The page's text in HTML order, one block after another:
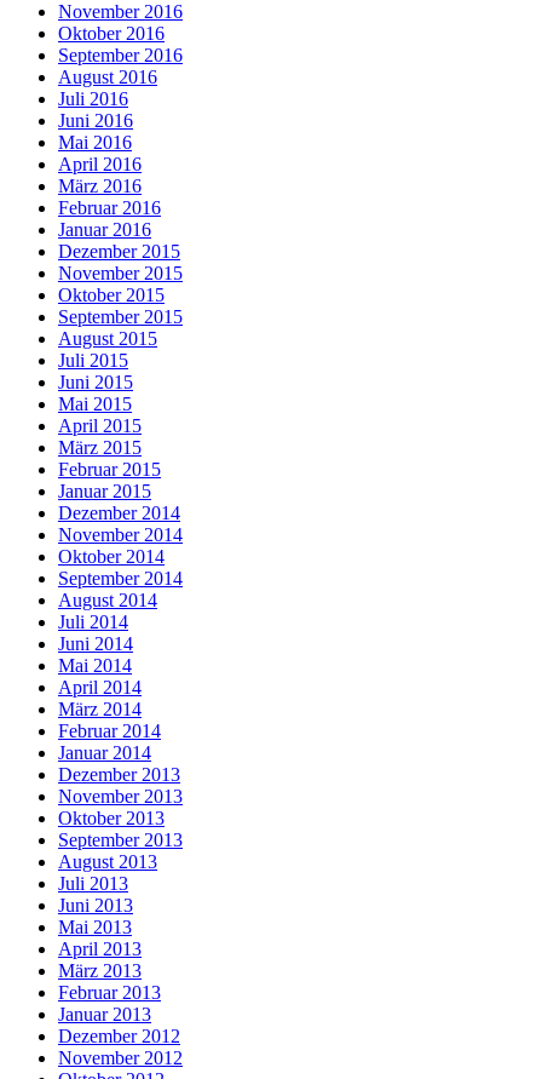
November 2016
Oktober 2016
September 2016
August 2016
Juli 2016
Juni 2016
Mai 2016
April 2016
März 2016
Februar 2016
Januar 2016
Dezember 2015
November 2015
Oktober 2015
September 2015
August 2015
Juli 2015
Juni 2015
Mai 2015
April 2015
März 2015
Februar 2015
Januar 2015
Dezember 2014
November 2014
Oktober 2014
September 2014
August 2014
Juli 2014
Juni 2014
Mai 2014
April 2014
März 2014
Februar 2014
Januar 2014
Dezember 2013
November 2013
Oktober 2013
September 2013
August 2013
Juli 2013
Juni 2013
Mai 2013
April 2013
März 2013
Februar 2013
Januar 2013
Dezember 2012
November 2012